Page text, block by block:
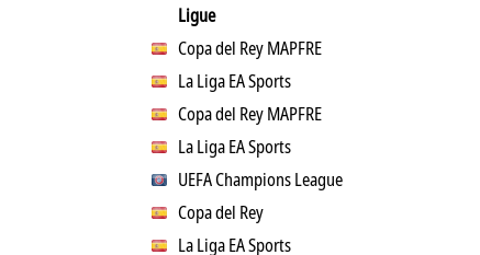
Ligue
Copa del Rey MAPFRE
La Liga EA Sports
Copa del Rey MAPFRE
La Liga EA Sports
UEFA Champions League
Copa del Rey
La Liga EA Sports